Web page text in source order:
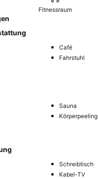
Fitnessraum
Café
Fahrstuhl
Sauna
Körperpeeling
Schreibtisch
Kabel-TV